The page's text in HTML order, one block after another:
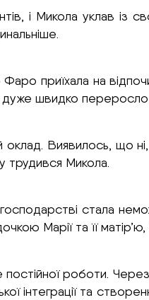
і Микола уклав із
приїхала на
швидко переросло
Виявилось, що ні,
трудився Микола.
стала
Марії та її матір’ю,
роботи.
та